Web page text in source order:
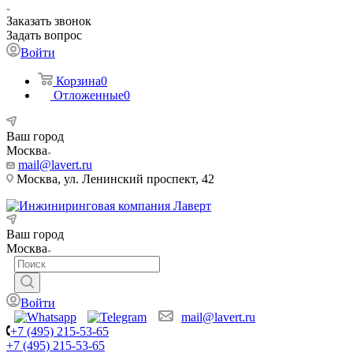
Заказать звонок
Задать вопрос
Войти
Корзина0
Отложенные0
Ваш город
Москва
mail@lavert.ru
Москва, ул. Ленинский проспект, 42
Ваш город
Москва
Войти
mail@lavert.ru
+7 (495) 215-53-65
+7 (495) 215-53-65